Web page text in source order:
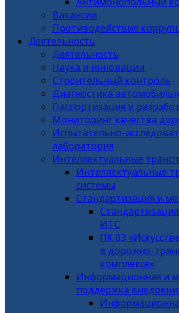
Вакансии
Противодействие
Деятельность
Деятельность
Наука и инновации
Строительный контроль
Диагностика
Паспортизация и
Мониторинг качества
Испытательно-
лаборатория
Интеллектуальные
Интеллектуальные
системы
Стандартизация и
ИТС
ПК 03
в дорожно-
комплексе»
Информационная и
поддержка